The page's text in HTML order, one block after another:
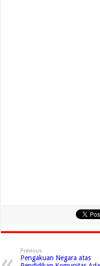
Previous
Pengakuan Negara atas